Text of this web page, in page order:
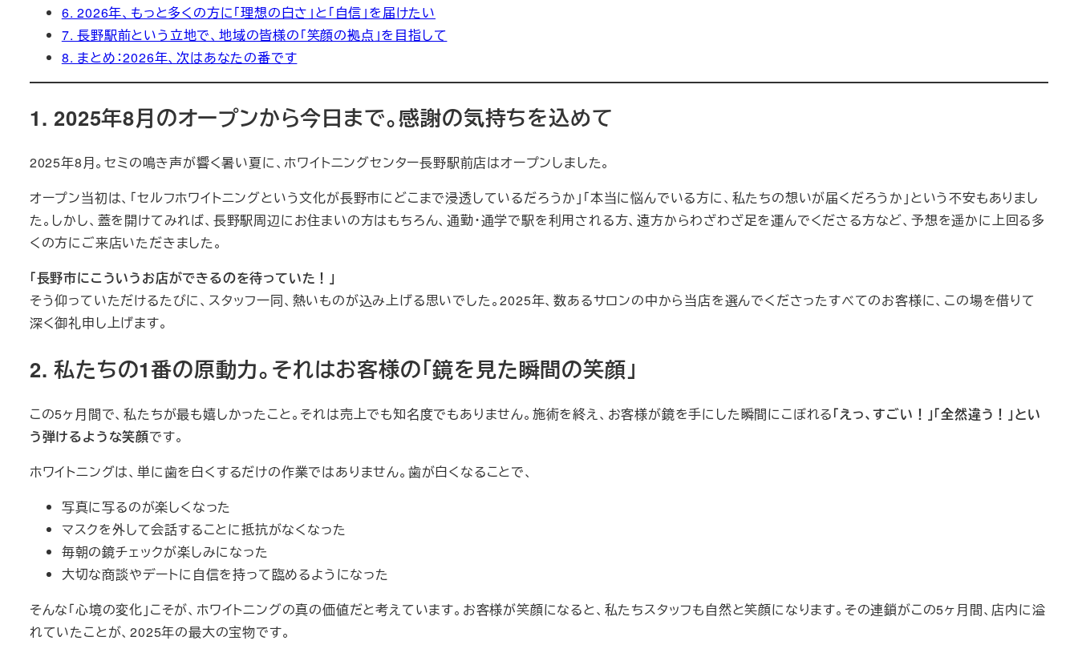
6. 2026年、もっと多くの方に「理想の白さ」と「自信」を届けたい
7. 長野駅前という立地で、地域の皆様の「笑顔の拠点」を目指して
8. まとめ：2026年、次はあなたの番です
1. 2025年8月のオープンから今日まで。感謝の気持ちを込めて
2025年8月。セミの鳴き声が響く暑い夏に、ホワイトニングセンター長野駅前店はオープンしました。
オープン当初は、「セルフホワイトニングという文化が長野市にどこまで浸透しているだろうか」「本当に悩んでいる方に、私たちの想いが届くだろうか」という不安もありまし
た。しかし、蓋を開けてみれば、長野駅周辺にお住まいの方はもちろん、通勤・通学で駅を利用される方、遠方からわざわざ足を運んでくださる方など、予想を遥かに上回る多
くの方にご来店いただきました。
「長野市にこういうお店ができるのを待っていた！」
そう仰っていただけるたびに、スタッフ一同、熱いものが込み上げる思いでした。2025年、数あるサロンの中から当店を選んでくださったすべてのお客様に、この場を借りて
深く御礼申し上げます。
2. 私たちの1番の原動力。それはお客様の「鏡を見た瞬間の笑顔」
この5ヶ月間で、私たちが最も嬉しかったこと。それは売上でも知名度でもありません。施術を終え、お客様が鏡を手にした瞬間にこぼれる「えっ、すごい！」「全然違う！」とい
う弾けるような笑顔です。
ホワイトニングは、単に歯を白くするだけの作業ではありません。歯が白くなることで、
写真に写るのが楽しくなった
マスクを外して会話することに抵抗がなくなった
毎朝の鏡チェックが楽しみになった
大切な商談やデートに自信を持って臨めるようになった
そんな「心境の変化」こそが、ホワイトニングの真の価値だと考えています。お客様が笑顔になると、私たちスタッフも自然と笑顔になります。その連鎖がこの5ヶ月間、店内に溢
れていたことが、2025年の最大の宝物です。